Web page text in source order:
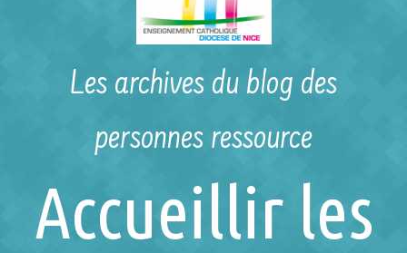
Les archives du blog des
personnes ressource
Accueillir les